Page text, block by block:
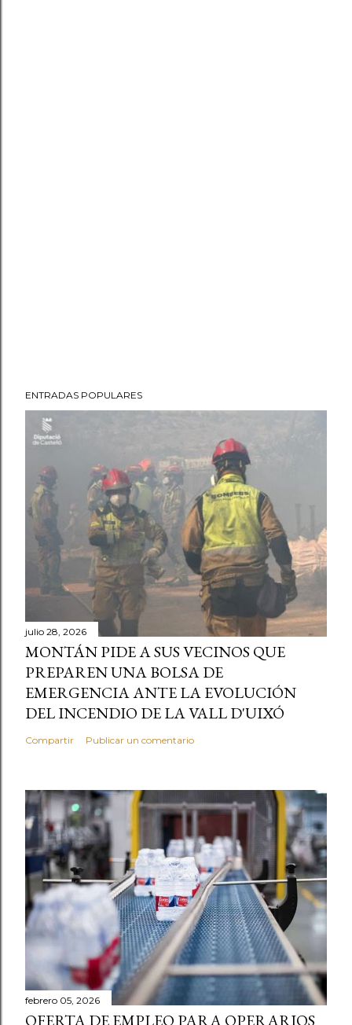
ENTRADAS POPULARES
julio 28, 2026
MONTÁN PIDE A SUS VECINOS QUE
PREPAREN UNA BOLSA DE
EMERGENCIA ANTE LA EVOLUCIÓN
DEL INCENDIO DE LA VALL D'UIXÓ
Compartir Publicar un comentario
febrero 05, 2026
OFERTA DE EMPLEO PARA OPERARIOS